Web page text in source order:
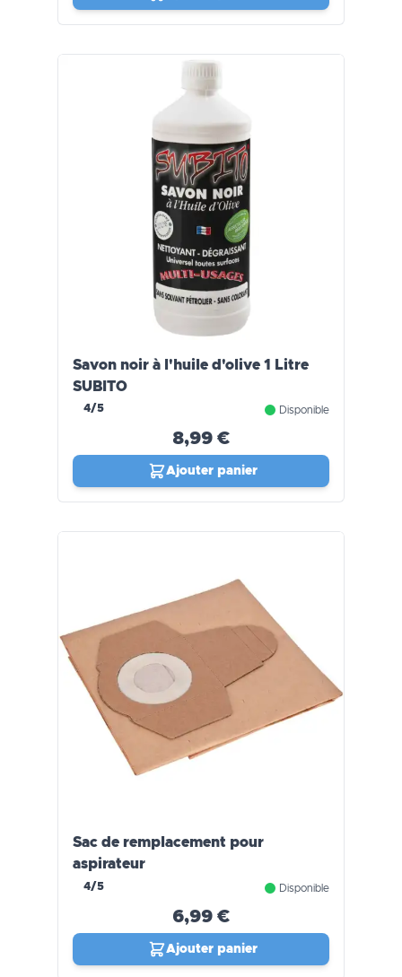
Savon noir à l'huile d'olive 1 Litre
SUBITO
4/5 Disponible
8,99 €
Ajouter panier
Sac de remplacement pour
aspirateur
4/5 Disponible
6,99 €
Ajouter panier